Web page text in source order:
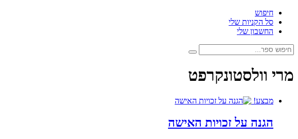
חיפוש
סל הקניות שלי
החשבון שלי
חיפוש:
חיפוש
מרי וולסטונקרפט
מבצע!
הגנה על זכויות האישה